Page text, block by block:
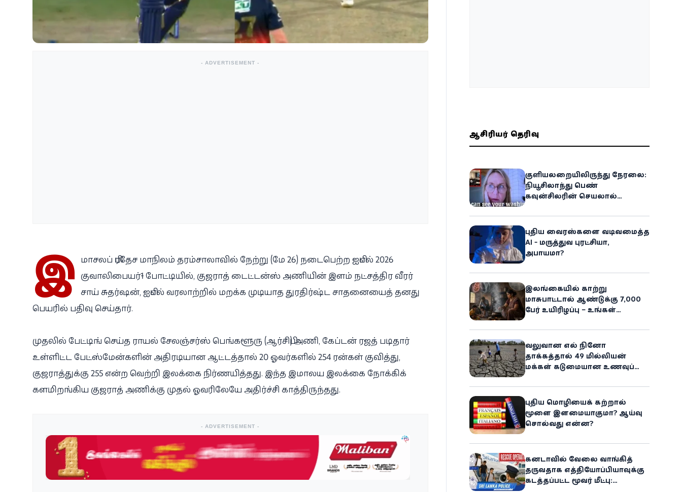
- ADVERTISEMENT -
இ மாசலப் பிரதேச மாநிலம் தரம்சாலாவில் நேற்று (மே 26) நடைபெற்ற ஐபிஎல் 2026
குவாலிபையர்-1 போட்டியில், குஜராத் டைட்டன்ஸ் அணியின் இளம் நட்சத்திர வீரர்
சாய் சுதர்ஷன், ஐபிஎல் வரலாற்றில் மறக்க முடியாத துரதிர்ஷ்ட சாதனையைத் தனது
பெயரில் பதிவு செய்தார்.
முதலில் பேட்டிங் செய்த ராயல் சேலஞ்சர்ஸ் பெங்களூரு (ஆர்சிபி) அணி, கேப்டன் ரஜத் படிதார்
உள்ளிட்ட பேட்ஸ்மேன்களின் அதிரடியான ஆட்டத்தால் 20 ஓவர்களில் 254 ரன்கள் குவித்து,
குஜராத்துக்கு 255 என்ற வெற்றி இலக்கை நிர்ணயித்தது. இந்த இமாலய இலக்கை நோக்கிக்
களமிறங்கிய குஜராத் அணிக்கு முதல் ஓவரிலேயே அதிர்ச்சி காத்திருந்தது.
- ADVERTISEMENT -
ஆசிரியர் தெரிவு
குளியலறையிலிருந்து நேரலை:
நியூசிலாந்து பெண்
கவுன்சிலரின் செயலால்
புதிய வைரஸ்களை வடிவமைத்த
AI - மருத்துவ புரட்சியா,
அபாயமா?
இலங்கையில் காற்று
மாசுபாட்டால் ஆண்டுக்கு 7,000
பேர் உயிரிழப்பு – உங்கள்
ஆபத்து!
வலுவான எல் நினோ
தாக்கத்தால் 49 மில்லியன்
மக்கள் கடுமையான உணவுப்
அபாயம் - உலக உணவுத் திட்டம்
எச்சரிக்கை!
புதிய மொழியைக் கற்றால்
மூளை இளமையாகுமா? ஆய்வு
சொல்வது என்ன?
கனடாவில் வேலை வாங்கித்
தருவதாக எத்தியோப்பியாவுக்கு
கடத்தப்பட்ட மூவர் மீட்பு: